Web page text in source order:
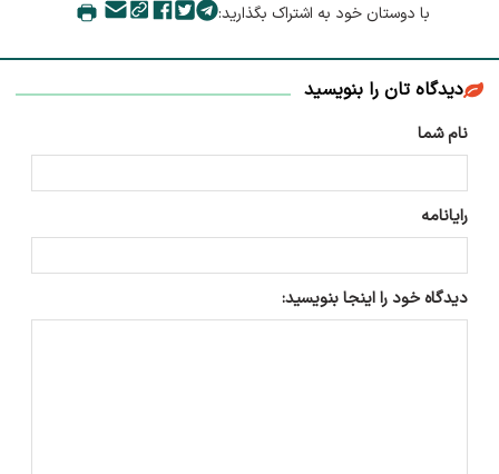
با دوستان خود به اشتراک بگذارید:
دیدگاه تان را بنویسید
نام شما
رایانامه
دیدگاه خود را اینجا بنویسید: